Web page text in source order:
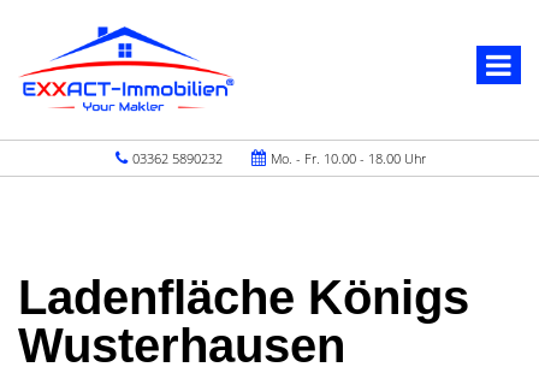
03362 5890232 Mo. - Fr. 10.00 - 18.00 Uhr
Ladenfläche Königs
Wusterhausen